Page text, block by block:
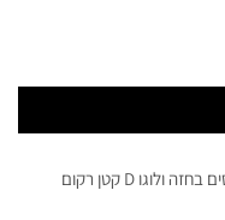
חולצת דנים מכופתרת בצבע כחול כהה עם כיסים בחזה ולוגו D קטן רקום